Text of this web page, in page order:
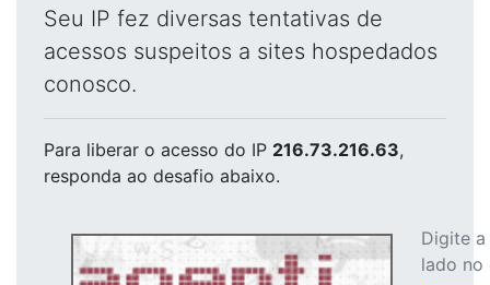
Seu IP fez diversas tentativas de
acessos suspeitos a sites hospedados
conosco.
Para liberar o acesso do IP 216.73.216.63,
responda ao desafio abaixo.
Digite
lado no